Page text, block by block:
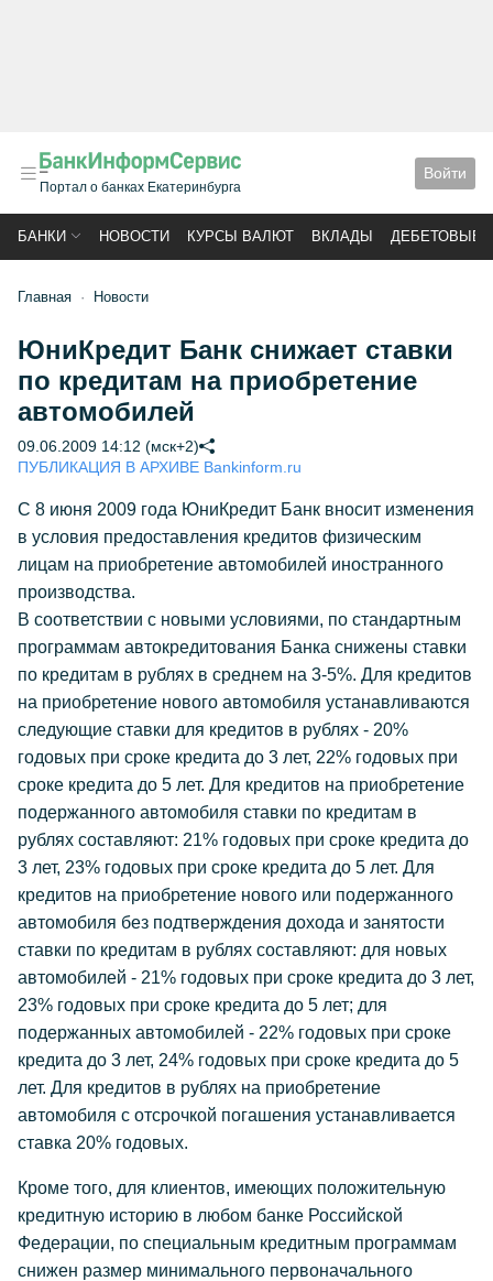
Портал о банках Екатеринбурга
Войти
БАНКИ НОВОСТИ КУРСЫ ВАЛЮТ ВКЛАДЫ ДЕБЕТОВЫЕ
Главная Новости
ЮниКредит Банк снижает ставки
по кредитам на приобретение
автомобилей
09.06.2009 14:12 (мск+2)
ПУБЛИКАЦИЯ В АРХИВЕ Bankinform.ru
С 8 июня 2009 года ЮниКредит Банк вносит изменения
в условия предоставления кредитов физическим
лицам на приобретение автомобилей иностранного
производства.
В соответствии с новыми условиями, по стандартным
программам автокредитования Банка снижены ставки
по кредитам в рублях в среднем на 3-5%. Для кредитов
на приобретение нового автомобиля устанавливаются
следующие ставки для кредитов в рублях - 20%
годовых при сроке кредита до 3 лет, 22% годовых при
сроке кредита до 5 лет. Для кредитов на приобретение
подержанного автомобиля ставки по кредитам в
рублях составляют: 21% годовых при сроке кредита до
3 лет, 23% годовых при сроке кредита до 5 лет. Для
кредитов на приобретение нового или подержанного
автомобиля без подтверждения дохода и занятости
ставки по кредитам в рублях составляют: для новых
автомобилей - 21% годовых при сроке кредита до 3 лет,
23% годовых при сроке кредита до 5 лет; для
подержанных автомобилей - 22% годовых при сроке
кредита до 3 лет, 24% годовых при сроке кредита до 5
лет. Для кредитов в рублях на приобретение
автомобиля с отсрочкой погашения устанавливается
ставка 20% годовых.
Кроме того, для клиентов, имеющих положительную
кредитную историю в любом банке Российской
Федерации, по специальным кредитным программам
снижен размер минимального первоначального